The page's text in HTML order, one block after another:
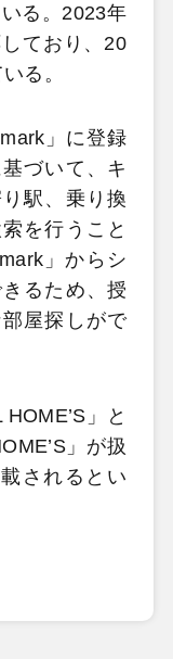
る。2023年
ており、20
る。
」に登録
づいて、キ
駅、乗り換
を行うこと
」からシ
るため、授
屋探しがで
」と
」が扱
されるとい